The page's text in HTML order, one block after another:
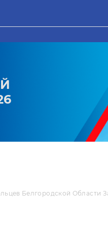
Белгородской Области